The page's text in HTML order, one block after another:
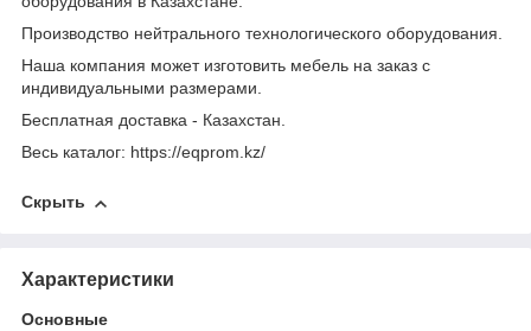
Производство нейтрального технологического оборудования.
Наша компания может изготовить мебель на заказ с
индивидуальными размерами.
Бесплатная доставка - Казахстан.
Весь каталог: https://eqprom.kz/
Скрыть
Характеристики
Основные